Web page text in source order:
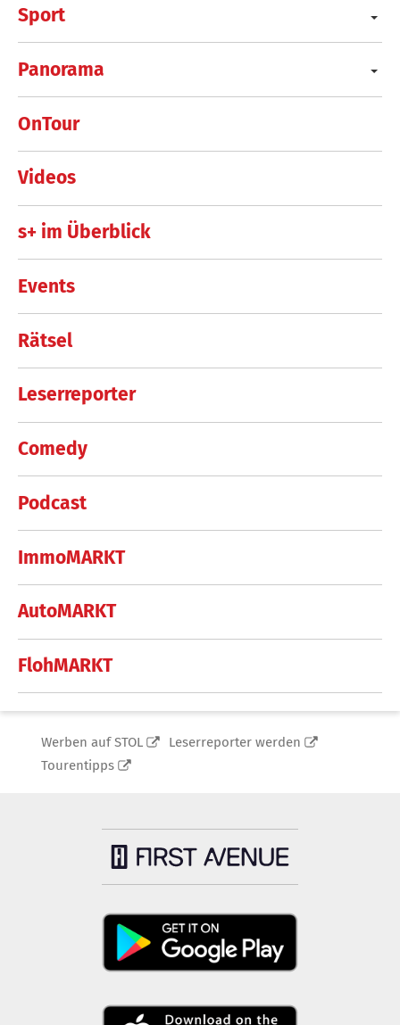
Sport
Panorama
OnTour
Videos
s+ im Überblick
Events
Rätsel
Leserreporter
Comedy
Podcast
ImmoMARKT
AutoMARKT
FlohMARKT
Werben auf STOL
Leserreporter werden
Tourentipps